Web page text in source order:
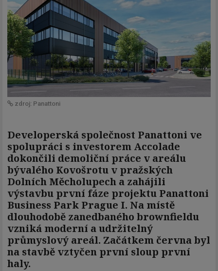
zdroj: Panattoni
Developerská společnost Panattoni ve
spolupráci s investorem Accolade
dokončili demoliční práce v areálu
bývalého Kovošrotu v pražských
Dolních Měcholupech a zahájili
výstavbu první fáze projektu Panattoni
Business Park Prague I. Na místě
dlouhodobě zanedbaného brownfieldu
vzniká moderní a udržitelný
průmyslový areál. Začátkem června byl
na stavbě vztyčen první sloup první
haly.